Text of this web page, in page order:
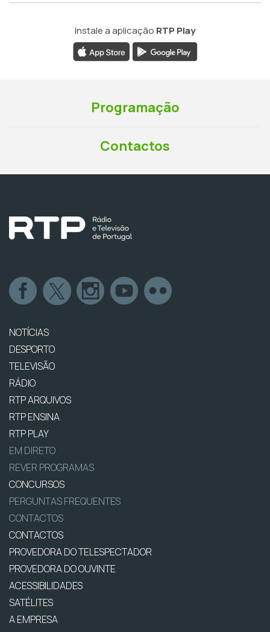
Instale a aplicação RTP Play
Programação
Contactos
NOTÍCIAS
DESPORTO
TELEVISÃO
RÁDIO
RTP ARQUIVOS
RTP ENSINA
RTP PLAY
EM DIRETO
REVER PROGRAMAS
CONCURSOS
PERGUNTAS FREQUENTES
CONTACTOS
CONTACTOS
PROVEDORA DO TELESPECTADOR
PROVEDORA DO OUVINTE
ACESSIBILIDADES
SATÉLITES
A EMPRESA